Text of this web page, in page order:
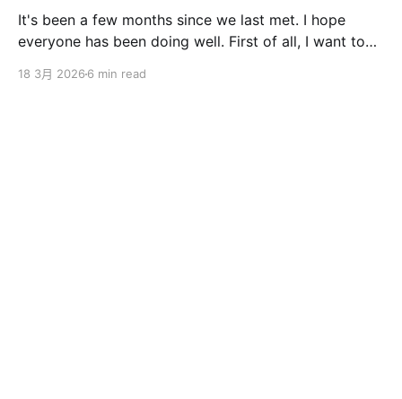
It's been a few months since we last met. I hope
everyone has been doing well. First of all, I want to
ServBay 2.0 I promised you before the New Year has
18 3月 2026 6 min read